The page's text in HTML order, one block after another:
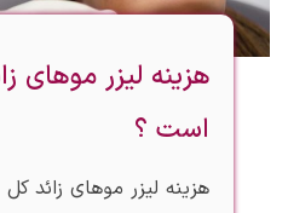
هزینه لیزر موهای
است ؟
هزینه لیزر موهای زائد